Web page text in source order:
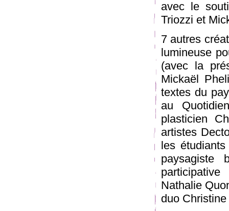
avec le
Triozzi et
7 autres
lumineuse
(avec la
Mickaël
textes du
au
plasticien
artistes
les
paysagiste
Nathalie
duo